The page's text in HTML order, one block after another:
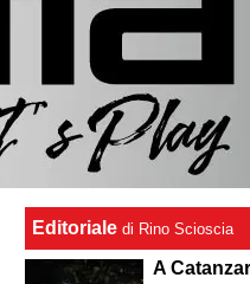
Editoriale di Rino Scioscia
A